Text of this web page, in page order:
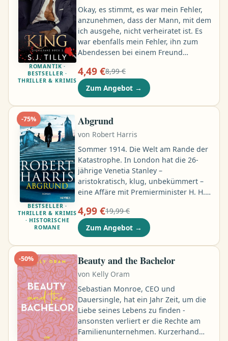
ROMANTIK ·
BESTSELLER ·
THRILLER & KRIMIS
Okay, es stimmt, es war mein Fehler,
anzunehmen, dass der Mann, mit dem
ich ausgehe, nicht verheiratet ist. Es
war ebenfalls mein Fehler, ihn zum
Abendessen bei einem Freund
herauszufinden, dass mein Freund
auch mit seiner Frau befreundet ist –
denn, siehe da, er ist verheiratet. Rein
zufällig ist ebendiese Frau genau an
diesem Abend auch bei meinem
Freund zu Hause, weil ihr Mann
angeblich arbeitenmusste. Ihr seid
verwirrt? Gut. Ich auch …
4,49 €8,99 €
Zum Angebot →
-75%
BESTSELLER ·
THRILLER & KRIMIS
· HISTORISCHE
ROMANE
Abgrund
von Robert Harris
Sommer 1914. Die Welt am Rande der
Katastrophe. In London hat die 26-
jährige Venetia Stanley –
aristokratisch, klug, unbekümmert –
eine Affäre mit Premierminister H. H.
doppelt so alt ist wie sie. Er schreibt
ihr wie besessen Liebesbriefe und teilt
ihr die heikelsten Staatsgeheimnisse
mit. Während Asquith das Land
unfreiwillig in den Krieg gegen
Deutschland führt …
4,99 €19,99 €
Zum Angebot →
-50% Beauty and the Bachelor
von Kelly Oram
Sebastian Monroe, CEO und
Dauersingle, hat ein Jahr Zeit, um die
Liebe seines Lebens zu finden -
ansonsten verliert er die Rechte am
Familienunternehmen. Kurzerhand